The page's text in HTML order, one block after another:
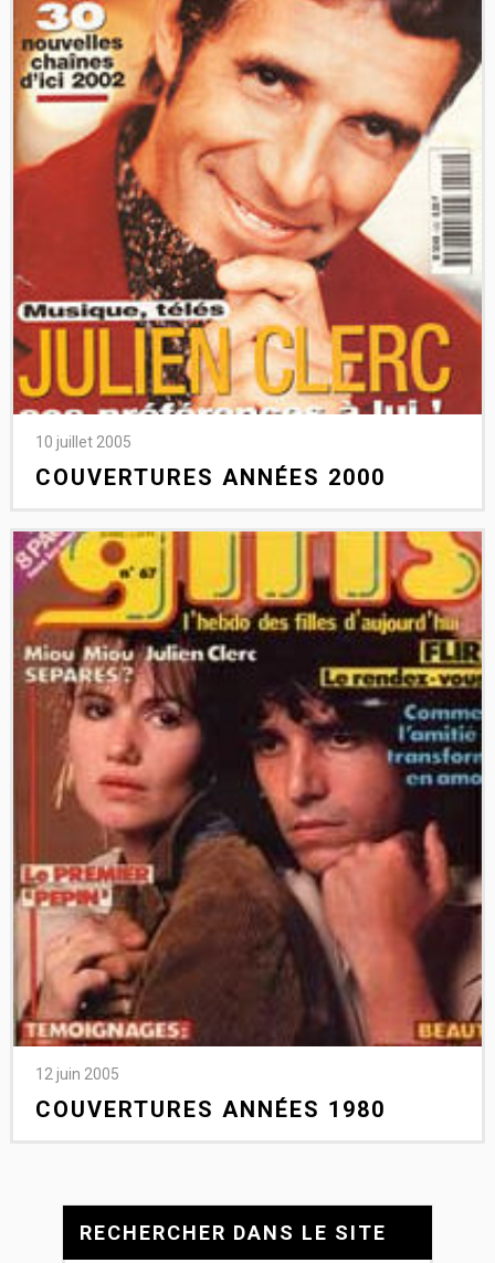
10 juillet 2005
COUVERTURES ANNÉES 2000
12 juin 2005
COUVERTURES ANNÉES 1980
RECHERCHER DANS LE SITE